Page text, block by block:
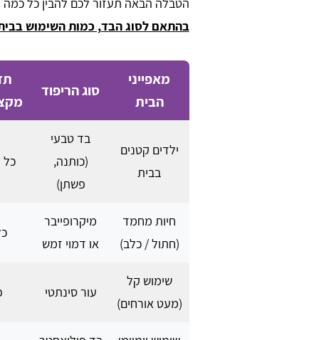
הטבלה הבאה תעזור לכם להבין כל כמה
בהתאם לסוג הבד, כמות השימוש בבית
מאפייני
הבית
סוג הריפוד
ילדים קטנים
בבית
בד טבעי
(כותנה,
פשתן)
כל 5 - 6 חודשים
חיות מחמד
(חתול / כלב)
מיקרופייבר
או דמוי זמש
כל 4
שימוש קל
(מעט אורחים)
עור סינתטי